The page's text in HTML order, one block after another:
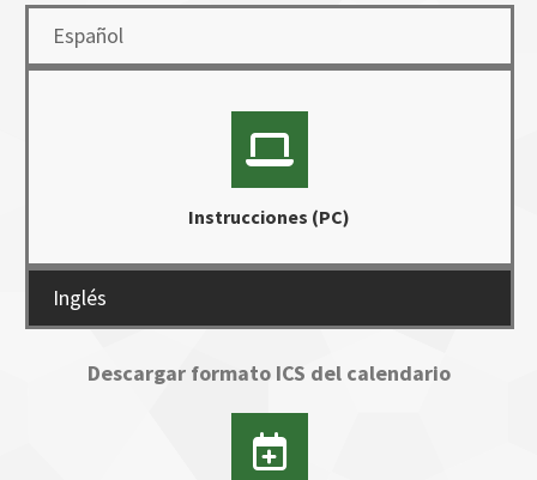
Español
Instrucciones (PC)
Inglés
Descargar formato ICS del calendario